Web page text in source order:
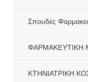
Σπουδές
ΦΑΡΜΑΚΕΥΤΙΚΗ
ΚΤΗΝΙΑΤΡΙΚΗ